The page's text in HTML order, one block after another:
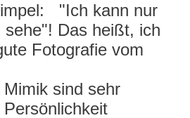
"Ich kann nur
sehe"! Das heißt, ich
Fotografie vom
sind sehr